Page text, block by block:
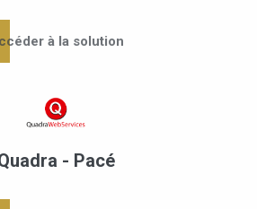
à la solution
- Pacé